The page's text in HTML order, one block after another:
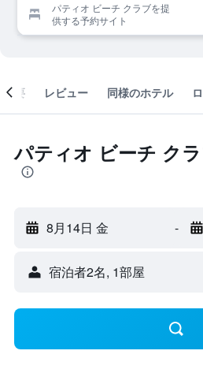
パティオ ビーチ クラブを提
供する予約サイト
概要 レビュー 同様のホテル
パティオ ビーチ ク
8月14日 金 -
宿泊者2名, 1​部屋